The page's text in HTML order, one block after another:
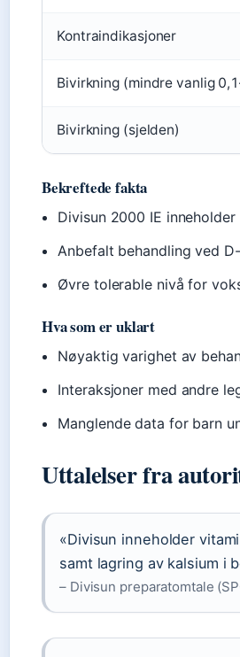
Kontraindikasjoner
Bivirkning (mindre vanlig
Bivirkning (sjelden)
Bekreftede fakta
Divisun 2000 IE
Anbefalt behandling ved
Øvre tolerable nivå for
Hva som er uklart
Nøyaktig varighet av
Interaksjoner med andre
Manglende data for barn
Uttalelser fra
«Divisun inneholder
samt lagring av kalsium i
– Divisun preparatomtale